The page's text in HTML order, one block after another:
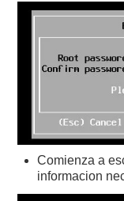
Comienza a
informacion